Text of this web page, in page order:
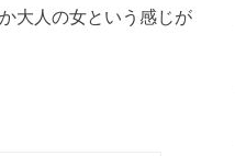
大人の女という感じが